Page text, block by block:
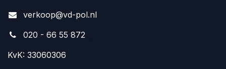
verkoop@vd-pol.nl
020 - 66 55 872
KvK: 33060306